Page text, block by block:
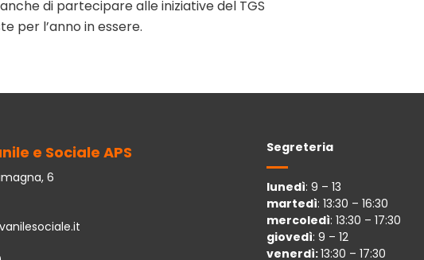
di partecipare alle iniziative del TGS
per l’anno in essere.
e Sociale APS
6
Segreteria
lunedì: 9 – 13
martedì: 13:30 – 16:30
mercoledì: 13:30 – 17:30
giovedì: 9 – 12
venerdì:13:30 – 17:30